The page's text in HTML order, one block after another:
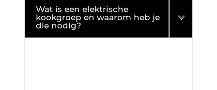
Wat is een elektrische
kookgroep en waarom heb je
die nodig?